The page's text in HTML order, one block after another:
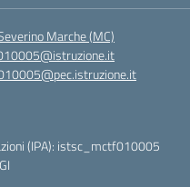
Marche (MC)
(IPA): istsc_mctf010005